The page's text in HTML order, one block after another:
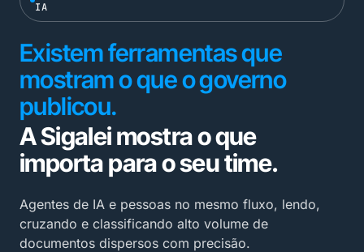
IA
Existem ferramentas que
mostram o que o governo
publicou.
A Sigalei mostra o que
importa para o seu time.
Agentes de IA e pessoas no mesmo fluxo, lendo,
cruzando e classificando alto volume de
documentos dispersos com precisão.